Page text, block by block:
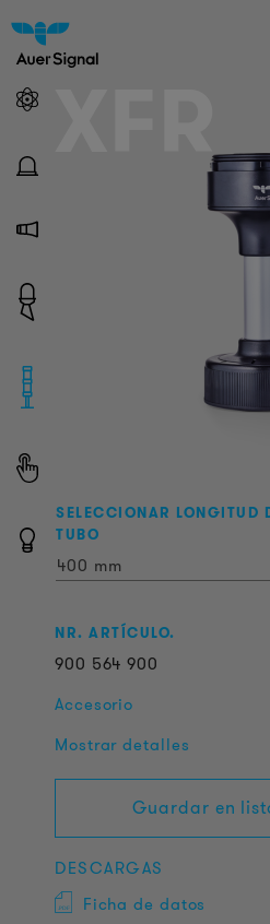
XFR
SELECCIONAR LONGITUD
TUBO
400 mm
NR. ARTÍCULO.
900 564 900
Accesorio
Mostrar detalles
Guardar en
DESCARGAS
Ficha de datos